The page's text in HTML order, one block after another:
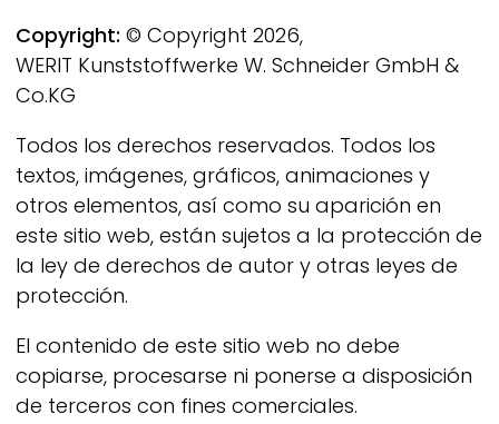
Copyright: © Copyright 2026,
WERIT Kunststoffwerke W. Schneider GmbH &
Co.KG
Todos los derechos reservados. Todos los
textos, imágenes, gráficos, animaciones y
otros elementos, así como su aparición en
este sitio web, están sujetos a la protección de
la ley de derechos de autor y otras leyes de
protección.
El contenido de este sitio web no debe
copiarse, procesarse ni ponerse a disposición
de terceros con fines comerciales.